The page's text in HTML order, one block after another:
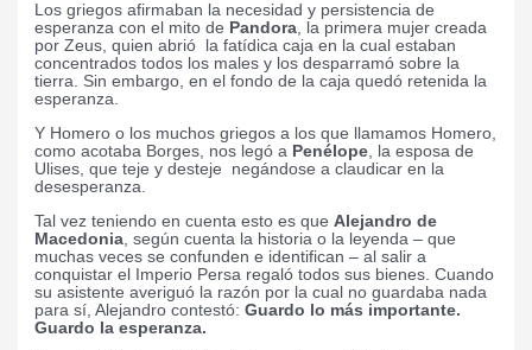
Los griegos afirmaban la necesidad y persistencia de
esperanza con el mito de Pandora, la primera mujer creada
por Zeus, quien abrió
la fatídica caja en la cual estaban
concentrados todos los males y los desparramó sobre la
tierra. Sin embargo, en el fondo de la caja quedó retenida la
esperanza.
Y Homero o los muchos griegos a los que llamamos Homero,
como acotaba Borges, nos legó a Penélope , la esposa de
Ulises, que teje y desteje
negándose a claudicar en la
desesperanza.
Tal vez teniendo en cuenta esto es queAlejandro de
Macedonia , según cuenta la historia o la leyenda – que
muchas veces se confunden e identifican – al salir a
conquistar el Imperio Persa regaló todos sus bienes. Cuando
su asistente averiguó la razón por la cual no guardaba nada
para sí, Alejandro contestó:Guardo lo más importante.
Guardo la esperanza.